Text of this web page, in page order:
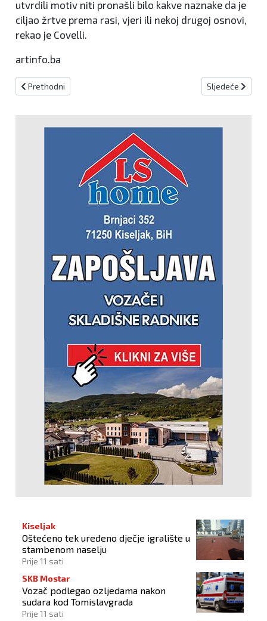
utvrdili motiv niti pronašli bilo kakve naznake da je
ciljao žrtve prema rasi, vjeri ili nekoj drugoj osnovi,
rekao je Covelli.
artinfo.ba
Prethodni članak: Maloljetni pješak teže ozlijeđen u prometnoj
Prethodni Sljedeći
Sljedeće
Kiseljak
Oštećeno tek uređeno dječje igralište u
stambenom naselju
Prije 11 sati
SKB Mostar
Vozač podlegao ozljedama nakon
sudara kod Tomislavgrada
Prije 11 sati